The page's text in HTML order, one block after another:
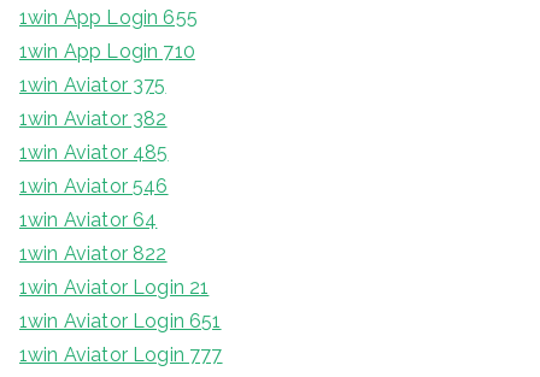
1win App Login 655
1win App Login 710
1win Aviator 375
1win Aviator 382
1win Aviator 485
1win Aviator 546
1win Aviator 64
1win Aviator 822
1win Aviator Login 21
1win Aviator Login 651
1win Aviator Login 777